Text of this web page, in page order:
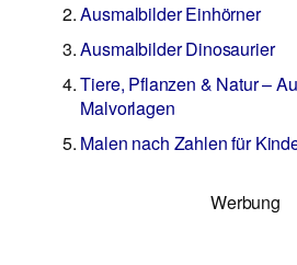
Ausmalbilder Einhörner
Ausmalbilder Dinosaurier
Tiere, Pflanzen & Natur –
Malvorlagen
Malen nach Zahlen für
Werbung